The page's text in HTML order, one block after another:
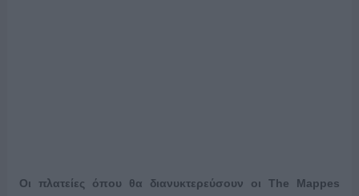
Οι πλατείες όπου θα διανυκτερεύσουν οιThe
Mappes